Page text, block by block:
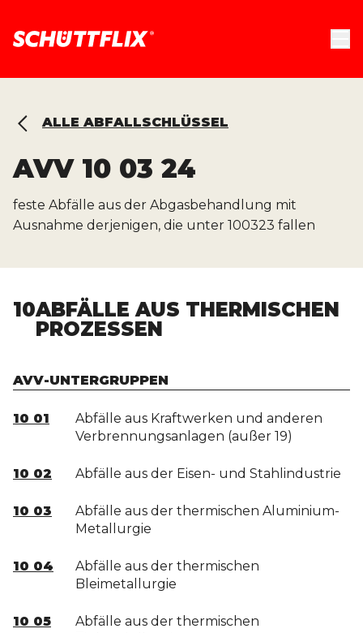
ALLE ABFALLSCHLÜSSEL
AVV 10 03 24
feste Abfälle aus der Abgasbehandlung mit
Ausnahme derjenigen, die unter 100323 fallen
10ABFÄLLE AUS THERMISCHEN
PROZESSEN
AVV-UNTERGRUPPEN
10 01
Abfälle aus Kraftwerken und anderen
Verbrennungsanlagen (außer 19)
10 02 Abfälle aus der Eisen- und Stahlindustrie
10 03
Abfälle aus der thermischen Aluminium-
Metallurgie
10 04
Abfälle aus der thermischen
Bleimetallurgie
10 05
Abfälle aus der thermischen